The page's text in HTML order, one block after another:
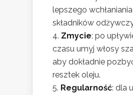
lepszego wchłaniania
składników
Zmycie: po
czasu umyj włosy
aby dokładnie
resztek oleju.
Regularność: dla